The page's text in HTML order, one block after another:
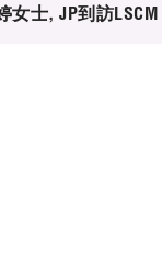
女士, JP到訪LSCM